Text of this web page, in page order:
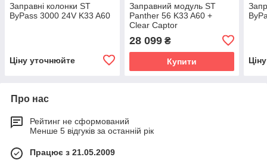
Заправні колонки ST
ByPass 3000 24V K33 A60
Ціну уточнюйте
Заправний модуль ST
Panther 56 K33 A60 +
Clear Captor
28 099₴
Купити
Про нас
Рейтинг не сформований
Менше 5 відгуків за останній рік
Працює з 21.05.2009